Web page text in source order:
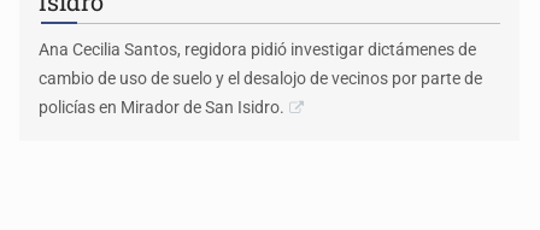
Ana Cecilia Santos, regidora pidió investigar dictámenes de
cambio de uso de suelo y el desalojo de vecinos por parte de
policías en Mirador de San Isidro.